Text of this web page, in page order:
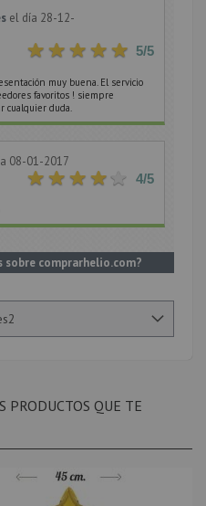
el día 28-12-
5/5
muy buena. El servicio
favoritos ! siempre
cualquier duda.
08-01-2017
4/5
sobre comprarhelio.com?
PRODUCTOS QUE TE